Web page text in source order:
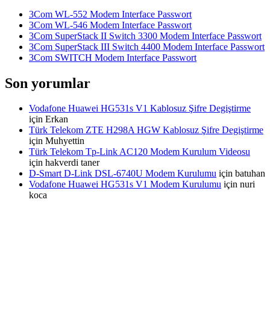
3Com WL-552 Modem Interface Passwort
3Com WL-546 Modem Interface Passwort
3Com SuperStack II Switch 3300 Modem Interface Passwort
3Com SuperStack III Switch 4400 Modem Interface Passwort
3Com SWITCH Modem Interface Passwort
Son yorumlar
Vodafone Huawei HG531s V1 Kablosuz Şifre Degiştirme
için Erkan
Türk Telekom ZTE H298A HGW Kablosuz Şifre Degiştirme
için Muhyettin
Türk Telekom Tp-Link AC120 Modem Kurulum Videosu
için hakverdi taner
D-Smart D-Link DSL-6740U Modem Kurulumu için batuhan
Vodafone Huawei HG531s V1 Modem Kurulumu için nuri
koca